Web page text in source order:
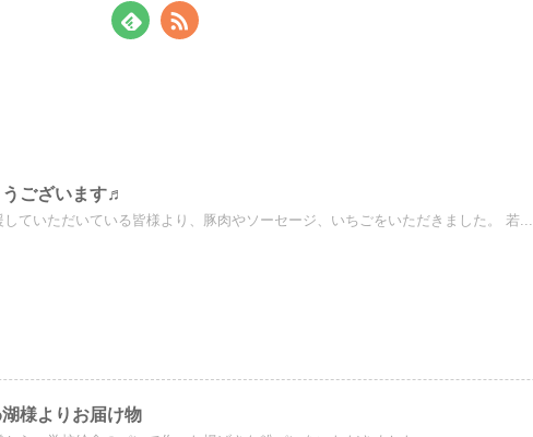
ございます♬
ていただいている皆様より、豚肉やソーセージ、いちごをいただきました。 若...
様よりお届け物